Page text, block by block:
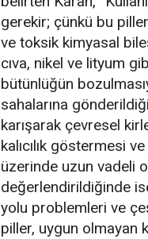
gerekir; çünkü bu
ve toksik kimyasal
cıva, nikel ve lityum
bütünlüğün
sahalarına
karışarak çevresel
kalıcılık göstermesi
üzerinde uzun vadeli
değerlendirildiğinde
yolu problemleri ve
piller, uygun olmayan